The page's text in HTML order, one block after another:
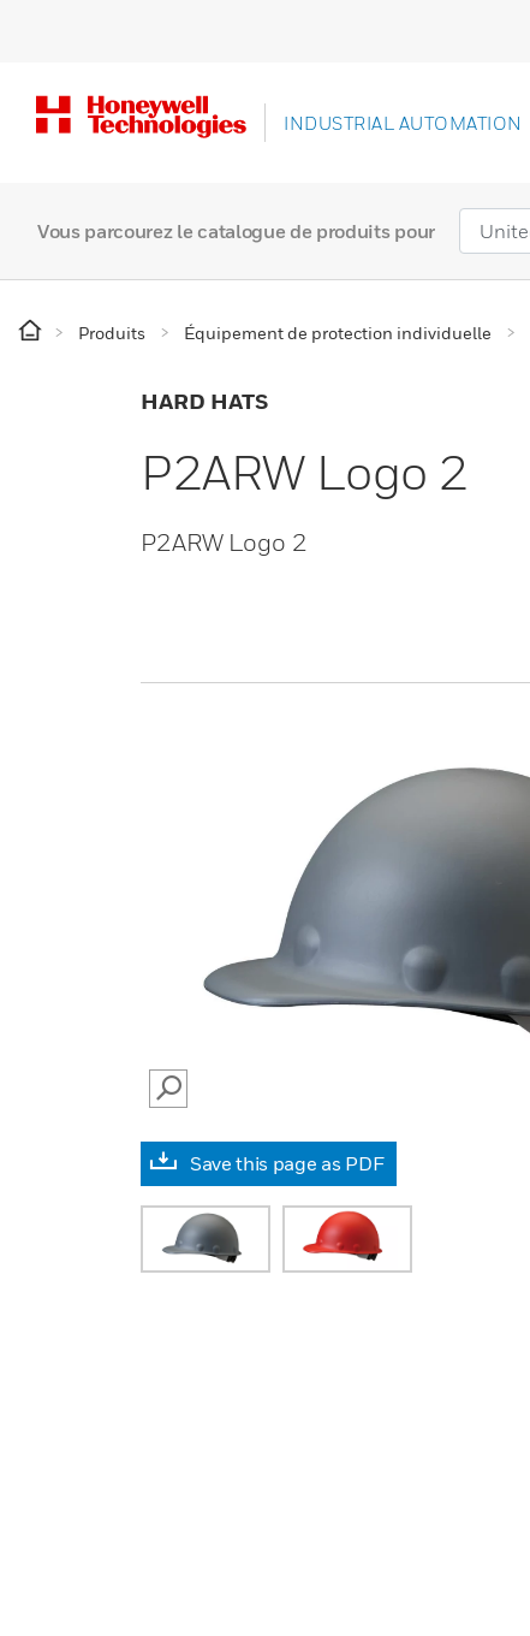
INDUSTRIAL AUTOMATION
Vous parcourez le catalogue de produits pour
Produits Équipement de protection individuelle
HARD HATS
P2ARW Logo 2
P2ARW Logo 2
SEARCH
Save this page as PDF